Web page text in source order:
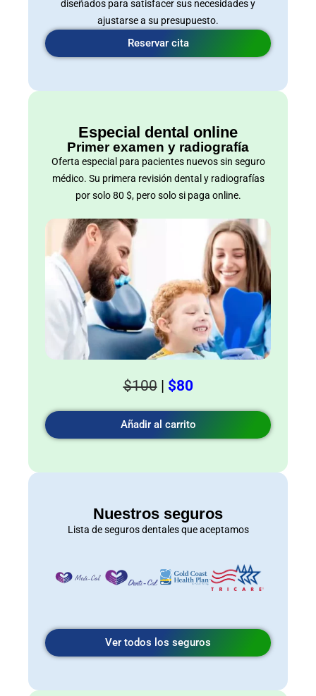
diseñados para satisfacer sus necesidades y
ajustarse a su presupuesto.
Reservar cita
Especial dental online
Primer examen y radiografía
Oferta especial para pacientes nuevos sin seguro
médico. Su primera revisión dental y radiografías
por solo 80 $, pero solo si paga online.
$100 | $80
Añadir al carrito
Nuestros seguros
Lista de seguros dentales que aceptamos
Ver todos los seguros